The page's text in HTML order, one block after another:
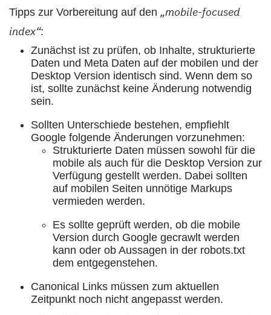
Tipps zur Vorbereitung auf den „mobile-focused
index“:
Zunächst ist zu prüfen, ob Inhalte, strukturierte
Daten und Meta Daten auf der mobilen und der
Desktop Version identisch sind. Wenn dem so
ist, sollte zunächst keine Änderung notwendig
sein.
Sollten Unterschiede bestehen, empfiehlt
Google folgende Änderungen vorzunehmen:
Strukturierte Daten müssen sowohl für die
mobile als auch für die Desktop Version zur
Verfügung gestellt werden. Dabei sollten
auf mobilen Seiten unnötige Markups
vermieden werden.
Es sollte geprüft werden, ob die mobile
Version durch Google gecrawlt werden
kann oder ob Aussagen in der robots.txt
dem entgegenstehen.
Canonical Links müssen zum aktuellen
Zeitpunkt noch nicht angepasst werden.